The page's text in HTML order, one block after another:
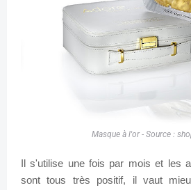
Masque à l'or - Source :
Il s'utilise une fois par mois et les
sont tous très positif, il vaut